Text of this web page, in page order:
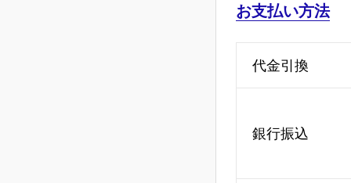
お支払い方法
代金引換
銀行振込